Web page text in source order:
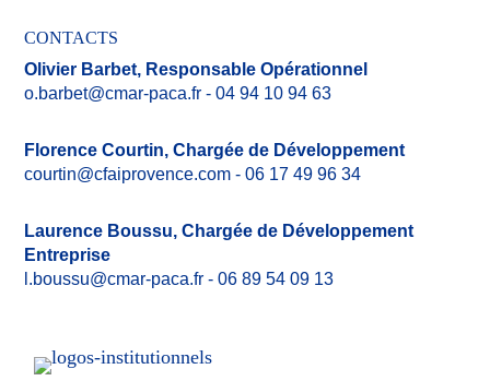
CONTACTS
Olivier Barbet, Responsable Opérationnel
o.barbet@cmar-paca.fr - 04 94 10 94 63
Florence Courtin,Chargée de Développement
courtin@cfaiprovence.com - 06 17 49 96 34
Laurence Boussu,Chargée de Développement
Entreprise
l.boussu@cmar-paca.fr - 06 89 54 09 13